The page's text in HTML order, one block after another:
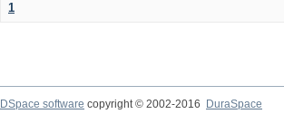
1
DSpace software copyright © 2002-2016
DuraSpace